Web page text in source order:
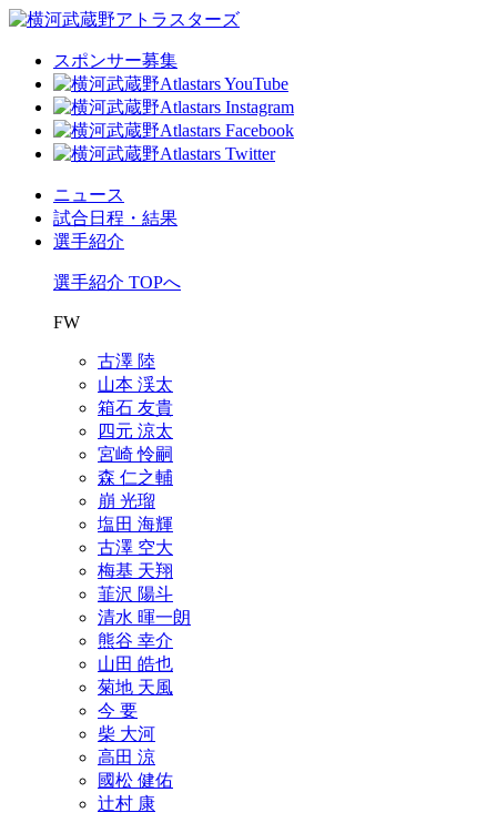
スポンサー募集
ニュース
試合日程・結果
選手紹介
選手紹介 TOPへ
FW
古澤 陸
山本 渓太
箱石 友貴
四元 涼太
宮崎 怜嗣
森 仁之輔
崩 光瑠
塩田 海輝
古澤 空大
梅基 天翔
韮沢 陽斗
清水 暉一朗
熊谷 幸介
山田 皓也
菊地 天風
今 要
柴 大河
高田 涼
國松 健佑
辻村 康